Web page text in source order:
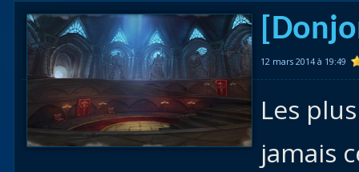
Races
alliées
des îles
12 mars 2014 à 19:49
Les
jamais